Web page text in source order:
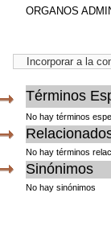
ORGANOS
Términos
No hay términos
No hay términos
Sinónimos
No hay sinónimos